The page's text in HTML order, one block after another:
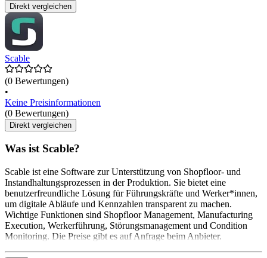
Direkt vergleichen
Scable
(0 Bewertungen)
•
Keine Preisinformationen
(0 Bewertungen)
Direkt vergleichen
Was ist Scable?
Scable ist eine Software zur Unterstützung von Shopfloor- und
Instandhaltungsprozessen in der Produktion. Sie bietet eine
benutzerfreundliche Lösung für Führungskräfte und Werker*innen,
um digitale Abläufe und Kennzahlen transparent zu machen.
Wichtige Funktionen sind Shopfloor Management, Manufacturing
Execution, Werkerführung, Störungsmanagement und Condition
Monitoring. Die Preise gibt es auf Anfrage beim Anbieter.